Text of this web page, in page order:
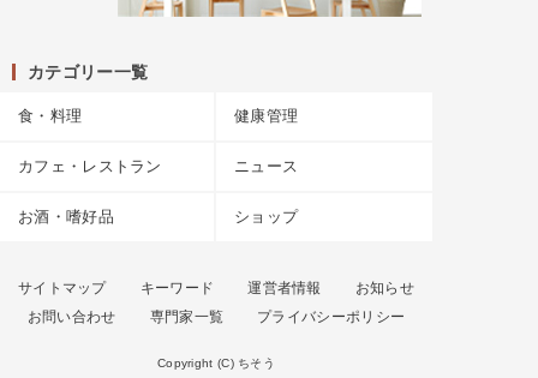
カテゴリー一覧
食・料理 健康管理
カフェ・レストラン ニュース
お酒・嗜好品 ショップ
サイトマップ キーワード 運営者情報
お知らせ
お問い合わせ
専門家一覧 プライバシーポリシー
Copyright (C) ちそう